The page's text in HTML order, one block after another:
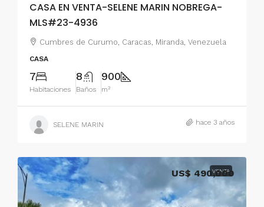
CASA EN VENTA-SELENE MARIN NOBREGA-
MLS#23-4936
Cumbres de Curumo, Caracas, Miranda, Venezuela
CASA
7
Habitaciones
8
Baños
900
m²
SELENE MARIN hace 3 años
VENTA
US$ 490,000